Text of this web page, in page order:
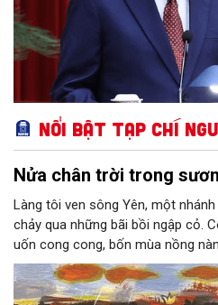
Nổi bật Tạp chí
Nửa chân trời trong
Làng tôi ven sông Yên, một
chảy qua những bãi bồi ngập cỏ.
uốn cong cong, bốn mùa nồng
hoàng hôn, khi nắng đã dịu
lại thẫm màu như có ai vừa rắc